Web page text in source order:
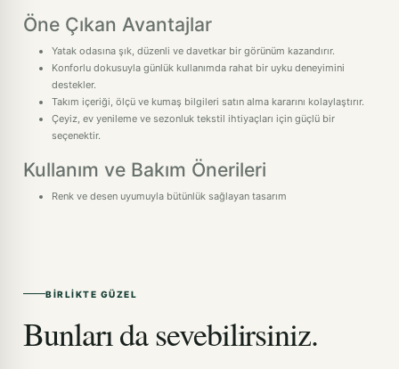
Öne Çıkan Avantajlar
Yatak odasına şık, düzenli ve davetkar bir görünüm kazandırır.
Konforlu dokusuyla günlük kullanımda rahat bir uyku deneyimini
destekler.
Takım içeriği, ölçü ve kumaş bilgileri satın alma kararını kolaylaştırır.
Çeyiz, ev yenileme ve sezonluk tekstil ihtiyaçları için güçlü bir
seçenektir.
Kullanım ve Bakım Önerileri
Renk ve desen uyumuyla bütünlük sağlayan tasarım
BIRLIKTE GÜZEL
Bunları da sevebilirsiniz.